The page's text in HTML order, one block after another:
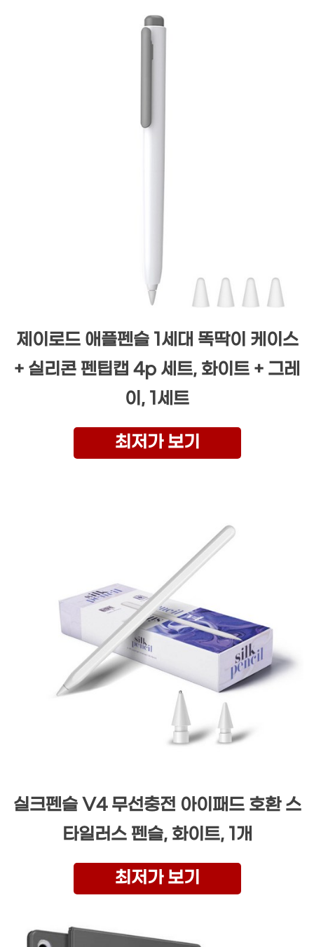
제이로드 애플펜슬 1세대 똑딱이 케이스
+ 실리콘 펜팁캡 4p 세트, 화이트 + 그레
이, 1세트
최저가 보기
실크펜슬 V4 무선충전 아이패드 호환 스
타일러스 펜슬, 화이트, 1개
최저가 보기